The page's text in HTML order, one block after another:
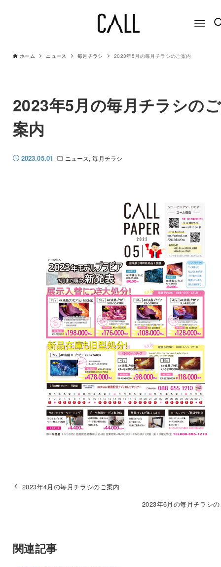
ホーム ニュース 毎月チラシ 2023年5月の毎月チラシのご案内
2023年5月の毎月チラシのご
案内
2023.05.01 ニュース 毎月チラシ
2023年4月の毎月チラシのご案内
2023年6月の毎月チラシ
関連記事